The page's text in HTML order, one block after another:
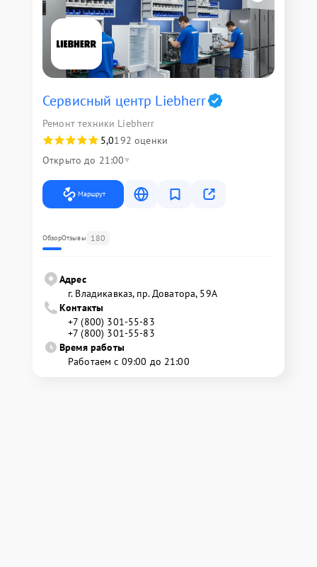
Сервисный центр Liebherr
Ремонт техники Liebherr
5,0192 оценки
Открыто до 21:00
Маршрут
ОбзорОтзывы 180
Адрес
г. Владикавказ, пр. Доватора, 59А
Контакты
+7 (800) 301-55-83
+7 (800) 301-55-83
Время работы
Работаем с 09:00 до 21:00